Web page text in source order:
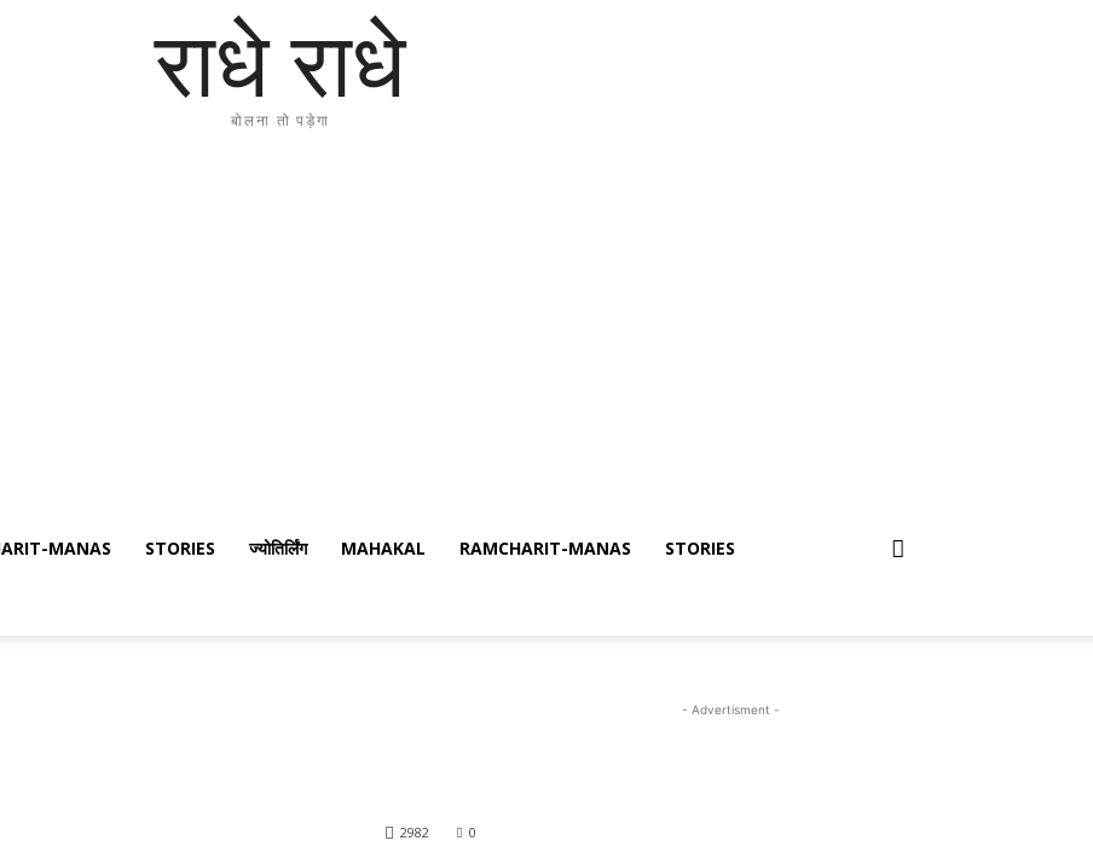
राधे राधे
बोलना तो पड़ेगा
MANAS STORIES ज्योतिर्लिंग MAHAKAL RAMCHARIT-MANAS STORIES
0
2982
- Advertisment -